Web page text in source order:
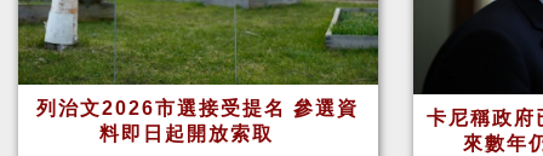
列治文2026市選接受提名 參選資
料即日起開放索取
卡尼稱政府
來數年